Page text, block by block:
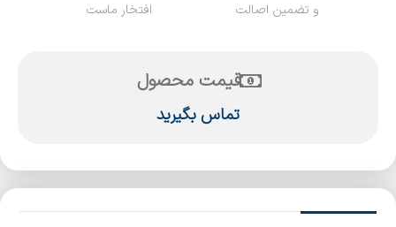
و تضمین اصالت افتخار ماست
قیمت محصول
تماس بگیرید